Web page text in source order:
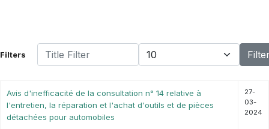
Filters
Avis d'inefficacité de la consultation n° 14 relative à
l'entretien, la réparation et l'achat d'outils et de pièces
détachées pour automobiles
27-
03-
2024